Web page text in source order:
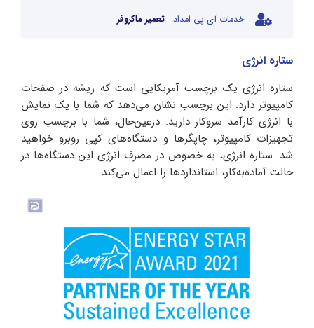
خدمات آی پی امداد: تعمیر ماکروفر
ستاره انرژی
ستاره انرژی یک برچسب آمریکایی است که ریشه در صفحات
کامپیوتر دارد. این برچسب نشان می‌دهد که شما با یک نمایش
با انرژی کارآمد سروکار دارید. درعین‌حال، شما با برچسب روی
تجهیزات کامپیوتر، چاپگرها و دستگاه‌های کپی روبرو خواهید
شد. ستاره انرژی، به خصوص در مصرف انرژی این دستگاه‌ها در
حالت آماده‌به‌کار، استانداردها را اعمال می‌کند.